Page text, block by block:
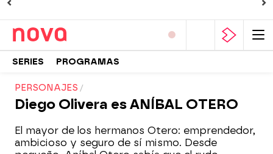
SERIES PROGRAMAS
PERSONAJES
Diego Olivera es ANÍBAL OTERO
El mayor de los hermanos Otero: emprendedor,
ambicioso y seguro de sí mismo. Desde